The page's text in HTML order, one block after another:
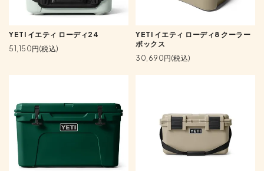
YETI イエティ ローディ24
51,150円(税込)
YETI イエティ ローディ8 クーラー
ボックス
30,690円(税込)